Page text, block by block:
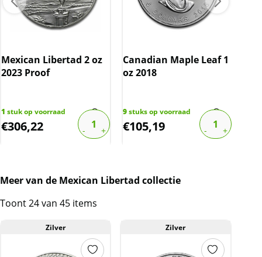
Mexican Libertad 2 oz
2023 Proof
1 stuk op voorraad
€306,22
Canadian Maple Leaf 1
oz 2018
9stuks op voorraad
€105,19
Meer van de Mexican Libertad collectie
Toont 24 van 45 items
Zilver Zilver